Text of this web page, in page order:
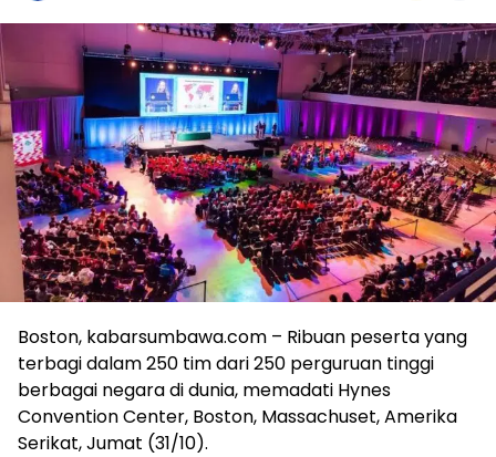
Boston, kabarsumbawa.com – Ribuan peserta yang
terbagi dalam 250 tim dari 250 perguruan tinggi
berbagai negara di dunia, memadati Hynes
Convention Center, Boston, Massachuset, Amerika
Serikat, Jumat (31/10).